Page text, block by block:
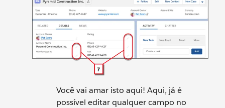
Você vai amar isto aqui! Aqui, já é
possível editar qualquer campo no